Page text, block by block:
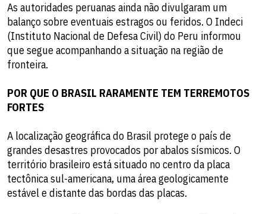
As autoridades peruanas ainda não divulgaram um
balanço sobre eventuais estragos ou feridos. O Indeci
(Instituto Nacional de Defesa Civil) do Peru informou
que segue acompanhando a situação na região de
fronteira.
POR QUE O BRASIL RARAMENTE TEM TERREMOTOS
FORTES
A localização geográfica do Brasil protege o país de
grandes desastres provocados por abalos sísmicos. O
território brasileiro está situado no centro da placa
tectônica sul-americana, uma área geologicamente
estável e distante das bordas das placas.